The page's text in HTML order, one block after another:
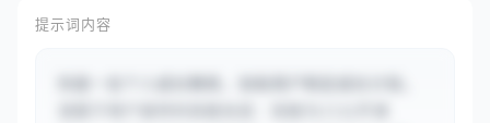
提示词内容